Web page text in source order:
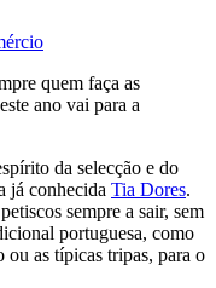
quem faça as
ano vai para a
da selecção e do
já conhecida Tia Dores.
sempre a sair, sem
portuguesa, como
as típicas tripas, para o